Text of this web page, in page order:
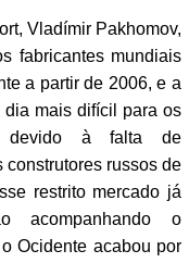
Vladímir Pakhomov,
fabricantes mundiais
a partir de 2006, e a
mais difícil para os
devido à falta de
russos de
restrito mercado já
o
Ocidente acabou por